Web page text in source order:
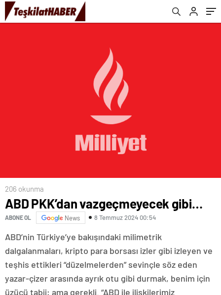
206 okunma
ABD PKK’dan vazgeçmeyecek gibi…
ABONE OL News 8 Temmuz 2024 00:54
ABD’nin Türkiye’ye bakışındaki milimetrik
dalgalanmaları, kripto para borsası izler gibi izleyen ve
teşhis ettikleri “düzelmelerden” sevinçle söz eden
yazar-çizer arasında ayrık otu gibi durmak, benim için
üzücü tabii; ama gerekli. “ABD ile ilişkilerimiz